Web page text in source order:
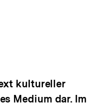
kultureller
Medium dar. Im